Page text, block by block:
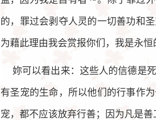
的，罪过会剥夺人灵的一切善功和
为藉此理由我会赏报你们，我是永恒
妳可以看出来：这些人的信德是
有圣宠的生命，所以他们的行事作
宠，都不应该放弃行善；因为凡是